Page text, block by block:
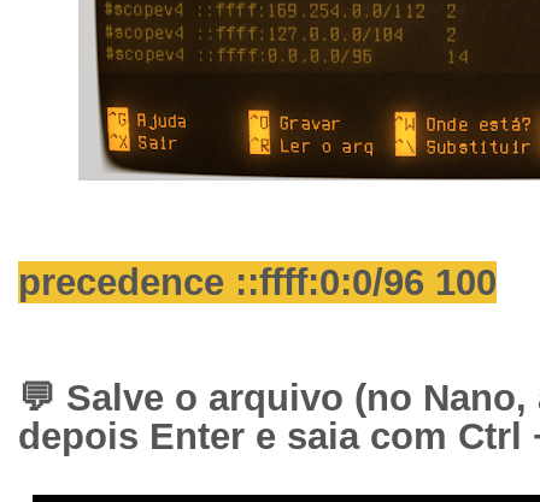
precedence ::ffff:0:0/96 100
💬 Salve o arquivo (no
depois Enter e saia com Ctrl